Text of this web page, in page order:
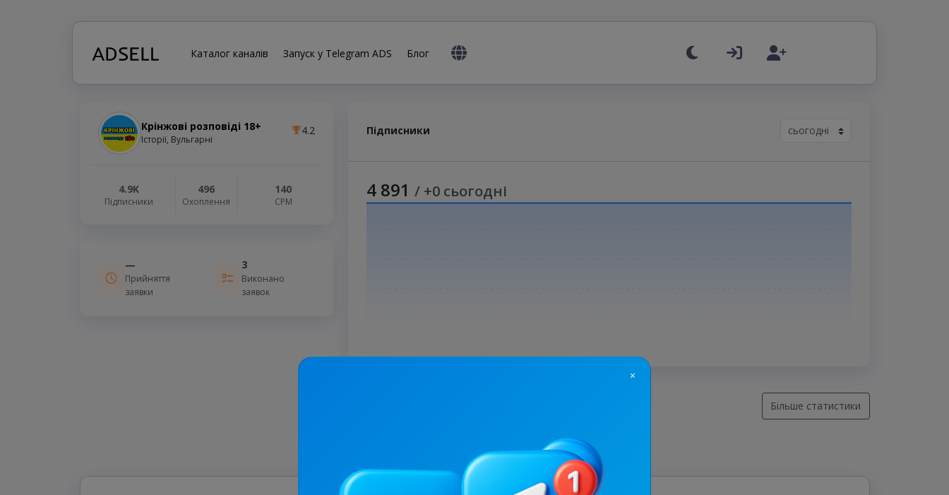
Каталог каналів Запуск у Telegram ADS Блог
Крінжові розповіді 18+
Історії, Вульгарні
4.2
4.9K
Підписники
496
Охоплення
140
СРМ
—
Прийняття
заявки
3
Виконано
заявок
Підписники
4 891 / +0 сьогодні
Більше статистики
×